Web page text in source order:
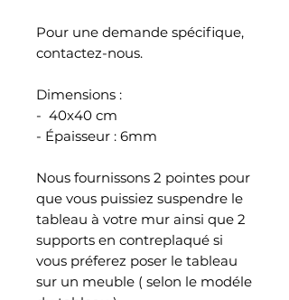
Pour une demande spécifique,
contactez-nous.
Dimensions :
- 40x40 cm
- Épaisseur : 6mm
Nous fournissons 2 pointes pour
que vous puissiez suspendre le
tableau à votre mur ainsi que 2
supports en contreplaqué si
vous préferez poser le tableau
sur un meuble ( selon le modéle